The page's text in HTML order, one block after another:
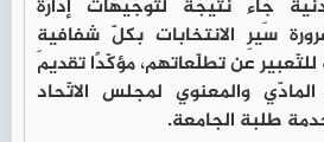
جاء نتيجةً لتوجيهات إدارة
سَيرِ الانتخابات بكلّ شفافية
عن تطلّعاتهم، مؤكّدًا تقديمَ
والمعنوي لمجلس الاتّحاد
طلبة الجامعة.